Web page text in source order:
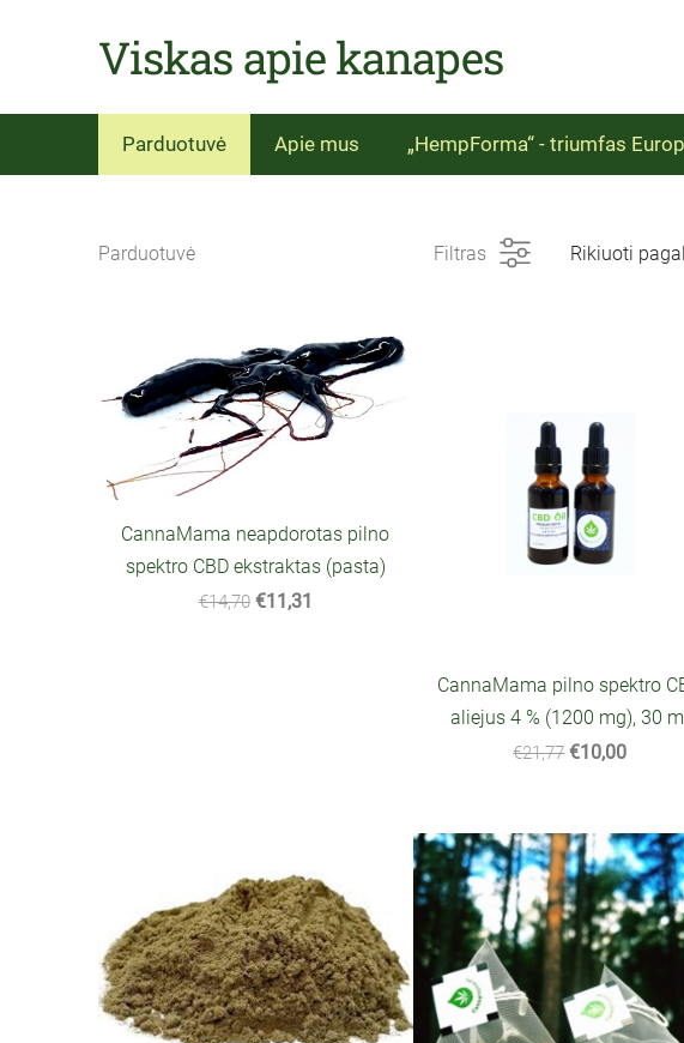
Viskas apie kanapes
Parduotuvė Apie mus „HempForma“ - triumfas
Parduotuvė Filtras Rikiuoti pagal
CannaMama neapdorotas pilno
spektro CBD ekstraktas (pasta)
€14,70 €11,31
CannaMama pilno spektro
aliejus 4 % (1200 mg), 30
€21,77 €10,00